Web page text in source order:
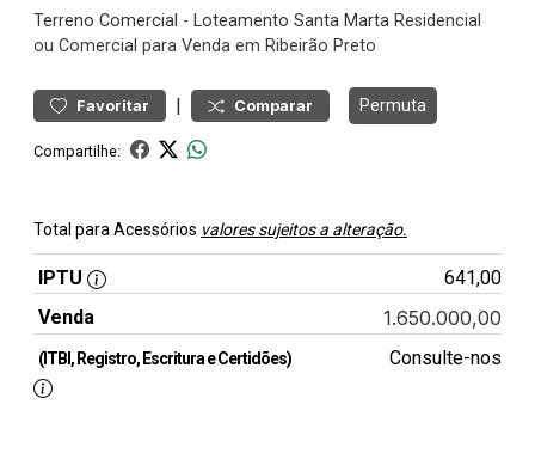
Terreno Comercial - Loteamento Santa Marta Residencial
ou Comercial para Venda em Ribeirão Preto
Favoritar | Comparar Permuta
Compartilhe:
Total para Acessórios valores sujeitos a alteração.
IPTU
641,00
Venda
1.650.000,00
(ITBI, Registro, Escritura e Certidões) Consulte-nos